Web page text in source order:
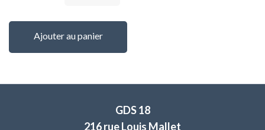
Ajouter au panier
GDS 18
216 rue Louis Mallet